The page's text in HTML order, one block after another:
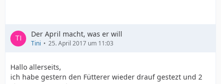
Der April macht, was er will
Tini 25. April 2017 um 11:03
Hallo allerseits,
ich habe gestern den Fütterer wieder drauf gestezt und 2